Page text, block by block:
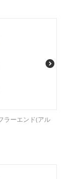
ラーエンド(アル